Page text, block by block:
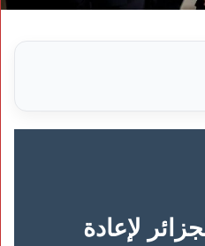
لإعادة